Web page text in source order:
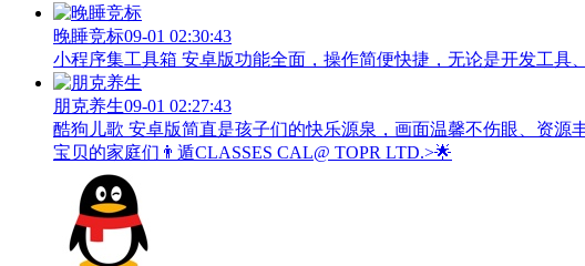
晚睡竞标09-01 02:30:43
小程序集工具箱 安卓版功能全面，操作简便快捷，无论是开发工具
朋克养生09-01 02:27:43
酷狗儿歌 安卓版简直是孩子们的快乐源泉，画面温馨不伤眼、资
宝贝的家庭们👨‍遁️CLASSES CAL@ TOPR LTD.>🌟